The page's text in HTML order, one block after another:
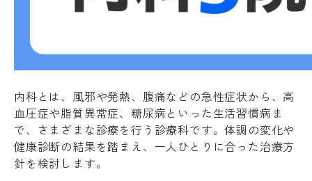
内科とは、風邪や発熱、腹痛などの急性症状から、高
血圧症や脂質異常症、糖尿病といった生活習慣病ま
で、さまざまな診療を行う診療科です。体調の変化や
健康診断の結果を踏まえ、一人ひとりに合った治療方
針を検討します。